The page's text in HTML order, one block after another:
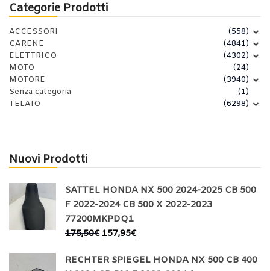
Categorie Prodotti
ACCESSORI
(558)
CARENE
(4841)
ELETTRICO
(4302)
MOTO
(24)
MOTORE
(3940)
Senza categoria
(1)
TELAIO
(6298)
Nuovi Prodotti
SATTEL HONDA NX 500 2024-2025 CB 500
F 2022-2024 CB 500 X 2022-2023
77200MKPDQ1
175,50€ 157,95€
RECHTER SPIEGEL HONDA NX 500 CB 400